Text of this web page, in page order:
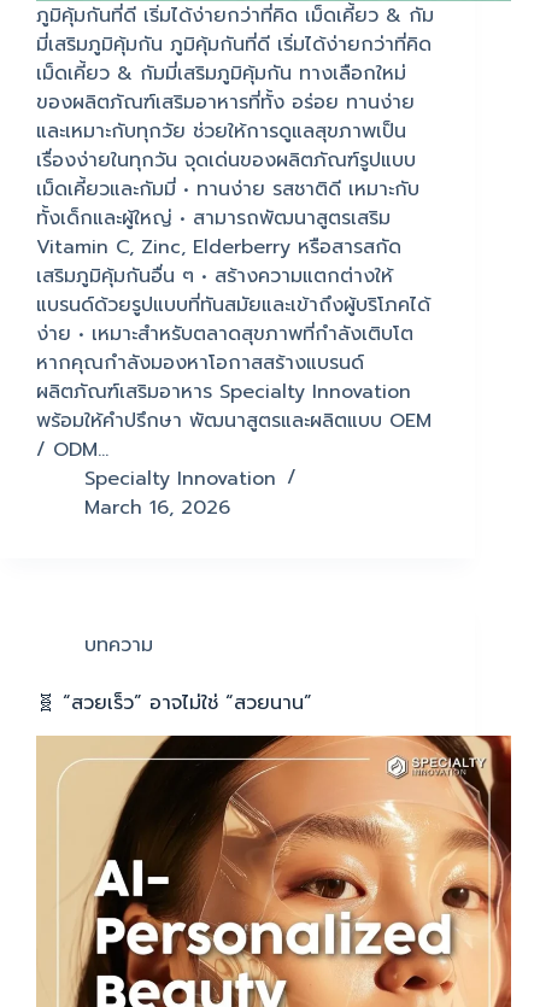
ภูมิคุ้มกันที่ดี เริ่มได้ง่ายกว่าที่คิด เม็ดเคี้ยว & กัม
มี่เสริมภูมิคุ้มกัน ภูมิคุ้มกันที่ดี เริ่มได้ง่ายกว่าที่คิด
เม็ดเคี้ยว & กัมมี่เสริมภูมิคุ้มกัน ทางเลือกใหม่
ของผลิตภัณฑ์เสริมอาหารที่ทั้ง อร่อย ทานง่าย
และเหมาะกับทุกวัย ช่วยให้การดูแลสุขภาพเป็น
เรื่องง่ายในทุกวัน จุดเด่นของผลิตภัณฑ์รูปแบบ
เม็ดเคี้ยวและกัมมี่ • ทานง่าย รสชาติดี เหมาะกับ
ทั้งเด็กและผู้ใหญ่ • สามารถพัฒนาสูตรเสริม
Vitamin C, Zinc, Elderberry หรือสารสกัด
เสริมภูมิคุ้มกันอื่น ๆ • สร้างความแตกต่างให้
แบรนด์ด้วยรูปแบบที่ทันสมัยและเข้าถึงผู้บริโภคได้
ง่าย • เหมาะสำหรับตลาดสุขภาพที่กำลังเติบโต
หากคุณกำลังมองหาโอกาสสร้างแบรนด์
ผลิตภัณฑ์เสริมอาหาร Specialty Innovation
พร้อมให้คำปรึกษา พัฒนาสูตรและผลิตแบบ OEM
/ ODM…
Specialty Innovation
March 16, 2026
บทความ
🧬 “สวยเร็ว” อาจไม่ใช่ “สวยนาน”